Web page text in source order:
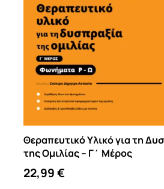
Θεραπευτικό Υλικό για τη
της Ομιλίας – Γ΄ Μέρος
22,99€